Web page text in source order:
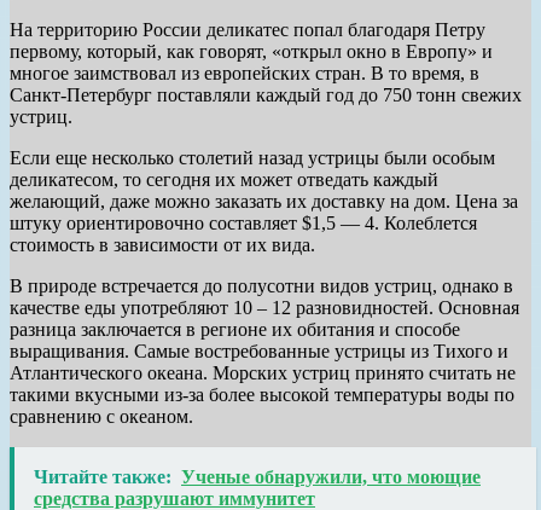
На территорию России деликатес попал благодаря Петру
первому, который, как говорят, «открыл окно в Европу» и
многое заимствовал из европейских стран. В то время, в
Санкт-Петербург поставляли каждый год до 750 тонн свежих
устриц.
Если еще несколько столетий назад устрицы были особым
деликатесом, то сегодня их может отведать каждый
желающий, даже можно заказать их доставку на дом. Цена за
штуку ориентировочно составляет $1,5 — 4. Колеблется
стоимость в зависимости от их вида.
В природе встречается до полусотни видов устриц, однако в
качестве еды употребляют 10 – 12 разновидностей. Основная
разница заключается в регионе их обитания и способе
выращивания. Самые востребованные устрицы из Тихого и
Атлантического океана. Морских устриц принято считать не
такими вкусными из-за более высокой температуры воды по
сравнению с океаном.
Читайте также: Ученые обнаружили, что моющие
средства разрушают иммунитет